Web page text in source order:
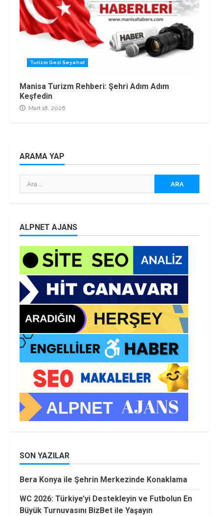
Turizm Gezi Seyahat
Manisa Turizm Rehberi: Şehri Adım Adım
Keşfedin
Mart 18, 2026
ARAMA YAP
Arama:
ALPNET AJANS
SON YAZILAR
Bera Konya ile Şehrin Merkezinde Konaklama
WC 2026: Türkiye’yi Destekleyin ve Futbolun En
Büyük Turnuvasını BizBet ile Yaşayın